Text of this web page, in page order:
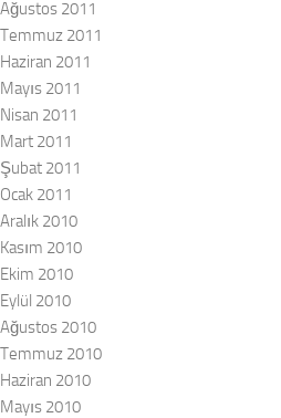
Ağustos 2011
Temmuz 2011
Haziran 2011
Mayıs 2011
Nisan 2011
Mart 2011
Şubat 2011
Ocak 2011
Aralık 2010
Kasım 2010
Ekim 2010
Eylül 2010
Ağustos 2010
Temmuz 2010
Haziran 2010
Mayıs 2010